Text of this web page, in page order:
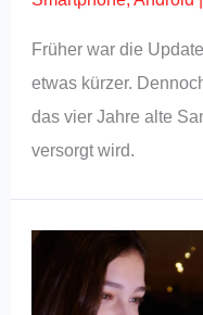
Früher war die
etwas kürzer.
das vier Jahre alte
versorgt wird.